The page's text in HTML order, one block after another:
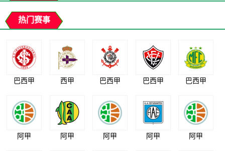
热门赛事
巴西甲 西甲 巴西甲 巴西甲 巴西甲
阿甲 阿甲 阿甲 阿甲 阿甲